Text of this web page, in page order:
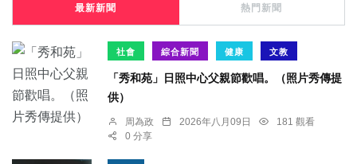
最新新聞 熱門新聞
社會 綜合新聞 健康 文教
「秀和苑」日照中心父親節歡唱。（照片秀傳提
供）
周為政 2026年八月09日
181 觀看
0 分享